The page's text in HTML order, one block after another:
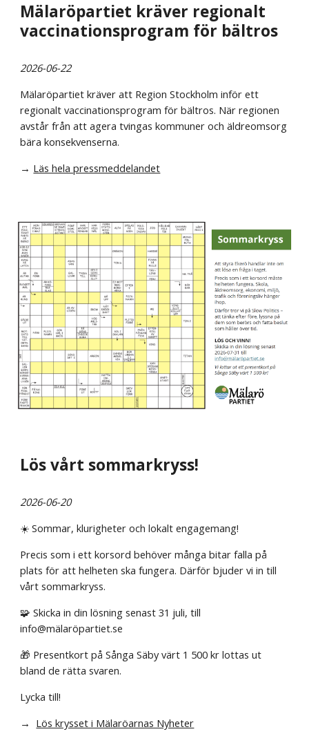
Mälaröpartiet kräver regionalt
vaccinationsprogram för bältros
2026-06-22
Mälaröpartiet kräver att Region Stockholm inför ett
regionalt vaccinationsprogram för bältros. När regionen
avstår från att agera tvingas kommuner och äldreomsorg
bära konsekvenserna.
→ Läs hela pressmeddelandet
Lös vårt sommarkryss!
2026-06-20
☀️ Sommar, klurigheter och lokalt engagemang!
Precis som i ett korsord behöver många bitar falla på
plats för att helheten ska fungera. Därför bjuder vi in till
vårt sommarkryss.
🧩 Skicka in din lösning senast 31 juli, till
info@mälaröpartiet.se
🎁 Presentkort på Sånga Säby värt 1 500 kr lottas ut
bland de rätta svaren.
Lycka till!
→ Lös krysset i Mälaröarnas Nyheter